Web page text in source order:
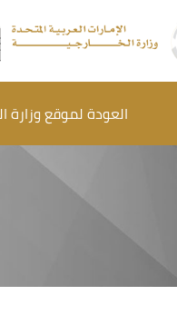
العودة لموقع وزارة